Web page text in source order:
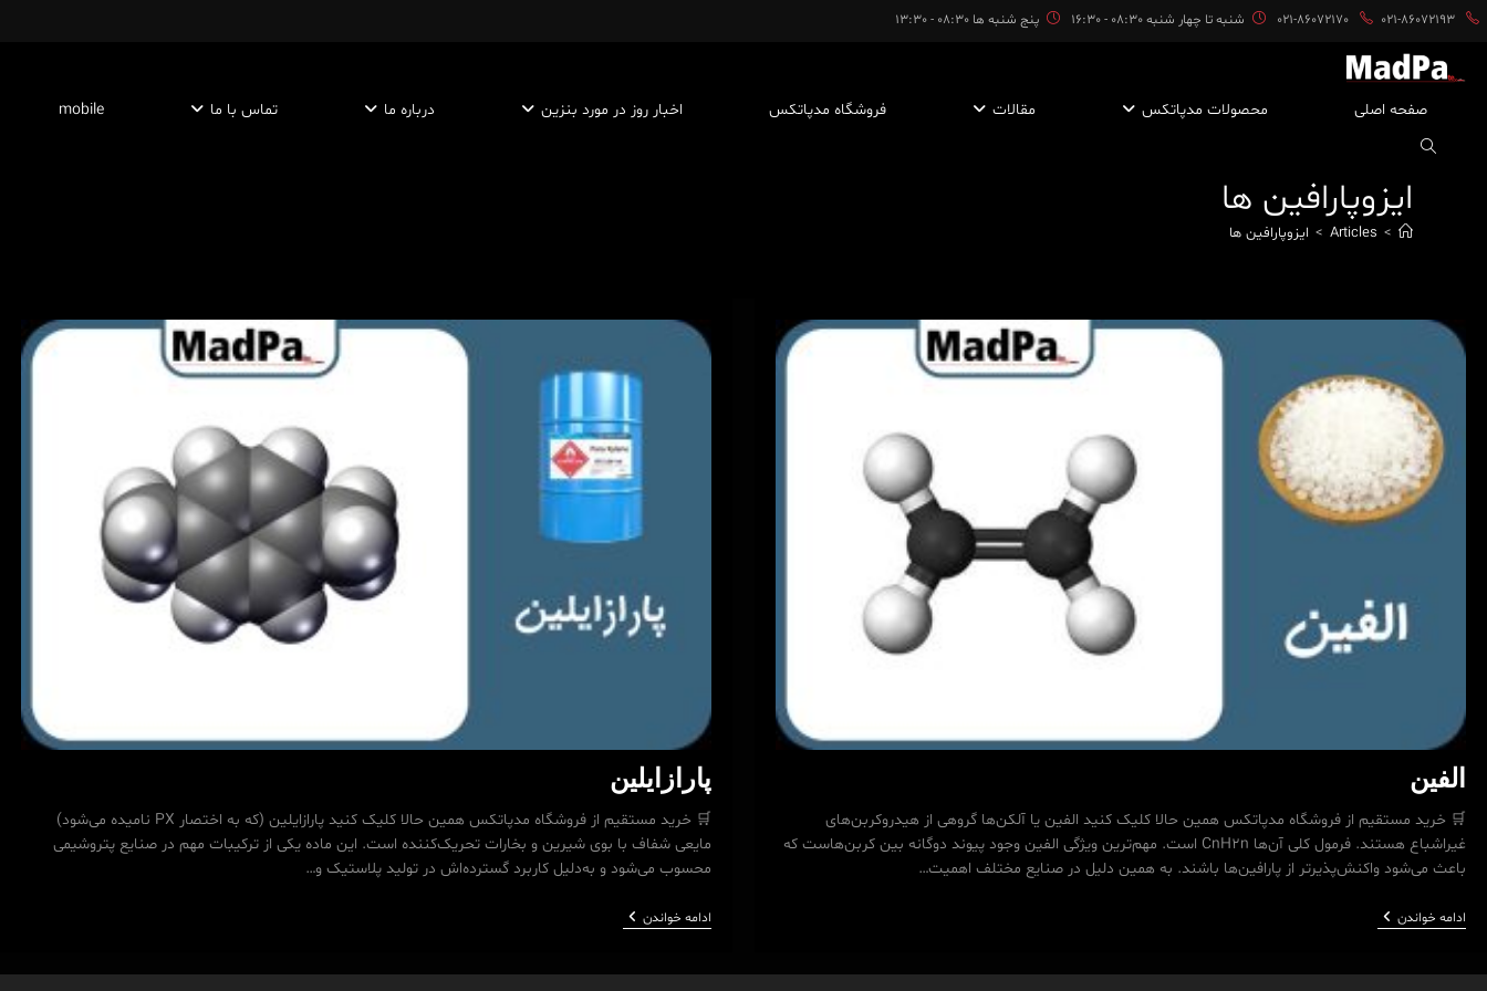
پایان
021-86072170 021-86072193 شنبه تا چهار شنبه 08:30 - 16:30 پنج شنبه ها 08:30 - 13:30
صفحه اصلی محصولات مدپاتکس مقالات فروشگاه مدپاتکس اخبار روز در مورد بنزین درباره ما تماس با ما mobile
ایزوپارافین ها
>
Articles
> ایزوپارافین ها
الفین
🛒 خرید مستقیم از فروشگاه مدپاتکس همین حالا کلیک کنید الفین یا آلکن‌ها گروهی از هیدروکربن‌های
غیراشباع هستند. فرمول کلی آن‌ها CnH2n است. مهم‌ترین ویژگی الفین وجود پیوند دوگانه بین کربن‌هاست که
باعث می‌شود واکنش‌پذیرتر از پارافین‌ها باشند. به همین دلیل در صنایع مختلف اهمیت…
ادامه خواندنالفین
پارازایلین
🛒 خرید مستقیم از فروشگاه مدپاتکس همین حالا کلیک کنید پارازایلین (که به اختصار PX نامیده می‌شود)
مایعی شفاف با بوی شیرین و بخارات تحریک‌کننده است. این ماده یکی از ترکیبات مهم در صنایع پتروشیمی
محسوب می‌شود و به‌دلیل کاربرد گسترده‌اش در تولید پلاستیک و…
ادامه خواندنپارازایلین